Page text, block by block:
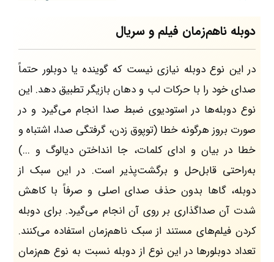
دوبله ناهم‌زمان فیلم و سریال
در این نوع دوبله نیازی نیست که گوینده یا دوبلور حتماً
صدای خود را با حرکات لب و دهان بازیگر تطبیق دهد. این
نوع دوبله‌ها در استودیوی ضبط صدا انجام می‌گیرد و در
صورت بروز هرگونه خطا (توپوق زدن، گرفتگی صدا، اشتباه و
خطا در بیان و ادای کلمات، جا انداختن دیالوگ و ...)
به‌راحتی قابل‌حل و برگشت‌پذیر است. در این سبک از
دوبله، گاها بدون حذف صدای اصلی و صرفاً با کاهش
شدت آن صداگذاری بر روی آن انجام می‌گیرد. برای دوبله
کردن فیلم‌های مستند از سبک ناهم‌زمان استفاده می‌کنند.
تعداد دوبلورها در این نوع از دوبله نسبت به نوع هم‌زمان